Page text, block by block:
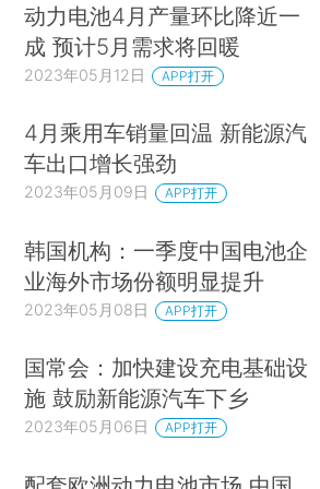
动力电池4月产量环比降近一
成 预计5月需求将回暖
2023年05月12日 APP打开
4月乘用车销量回温 新能源汽
车出口增长强劲
2023年05月09日 APP打开
韩国机构：一季度中国电池企
业海外市场份额明显提升
2023年05月08日 APP打开
国常会：加快建设充电基础设
施 鼓励新能源汽车下乡
2023年05月06日 APP打开